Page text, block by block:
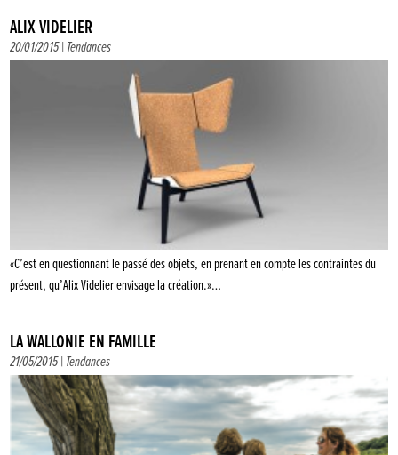
ALIX VIDELIER
20/01/2015 |Tendances
«C’est en questionnant le passé des objets, en prenant en compte les contraintes du
présent, qu’Alix Videlier envisage la création.»…
LA WALLONIE EN FAMILLE
21/05/2015 |Tendances